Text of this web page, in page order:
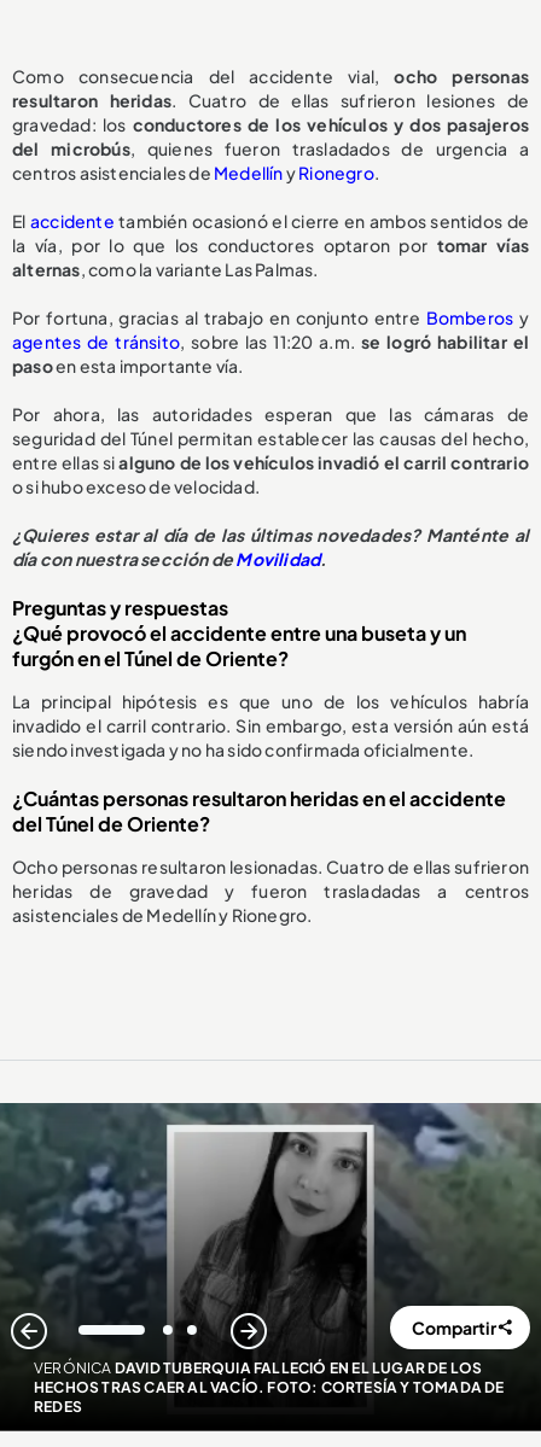
Como consecuencia del accidente vial,ocho personas
resultaron heridas. Cuatro de ellas sufrieron lesiones de
gravedad: los conductores de los vehículos y dos pasajeros
del microbús, quienes fueron trasladados de urgencia a
centros asistenciales de MedellínyRionegro.
El accidente también ocasionó el cierre en ambos sentidos de
la vía, por lo que los conductores optaron por tomar vías
alternas, como la variante Las Palmas.
Por fortuna, gracias al trabajo en conjunto entre Bomberos y
agentes de tránsito, sobre las 11:20 a.m. se logró habilitar el
pasoen esta importante vía.
Por ahora, las autoridades esperan que las cámaras de
seguridad del Túnel permitan establecer las causas del hecho,
entre ellas sialguno de los vehículos invadió el carril contrario
o si hubo exceso de velocidad.
¿Quieres estar al día de las últimas novedades? Manténte al
día con nuestra sección deMovilidad.
Preguntas y respuestas
¿Qué provocó el accidente entre una buseta y un
furgón en el Túnel de Oriente?
La principal hipótesis es que uno de los vehículos habría
invadido el carril contrario. Sin embargo, esta versión aún está
siendo investigada y no ha sido confirmada oficialmente.
¿Cuántas personas resultaron heridas en el accidente
del Túnel de Oriente?
Ocho personas resultaron lesionadas. Cuatro de ellas sufrieron
heridas de gravedad y fueron trasladadas a centros
asistenciales de Medellín y Rionegro.
VERÓNICA DAVID TUBERQUIA FALLECIÓ EN EL LUGAR DE LOS
HECHOS TRAS CAER AL VACÍO. FOTO: CORTESÍA Y TOMADA DE
REDES
1 2 3 Compartir